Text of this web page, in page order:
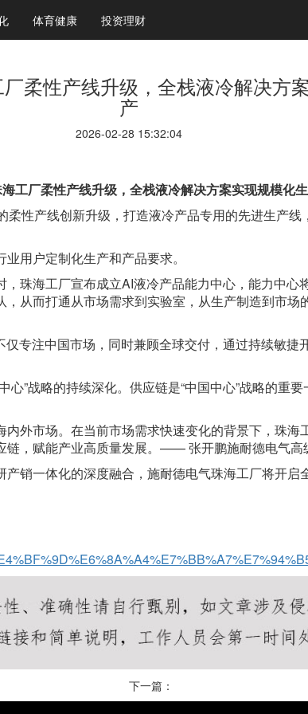
体育健康 投资理财
柔性产线升级，全栈液冷解决方
产
2026-02-28 15:32:04
工厂柔性产线升级，全栈液冷解决方案实现规模化
柔性产线创新升级，打造液冷产品专用的先进生产
用户定制化生产和产品要求。
，珠海工厂宣布成立AI液冷产品能力中心，能力中心
从而打通从市场需求到实验室，从生产制造到市
仅专注中国市场，同时兼顾全球交付，通过持续敏
心”战略的持续深化。供应链是“中国中心”战略的重
外市场。在当前市场需求快速变化的背景下，珠
，赋能产业高质量发展。 —— 张开鹏施耐德电气高
销一体化的深度融合，施耐德电气珠海工厂将开
下一篇：